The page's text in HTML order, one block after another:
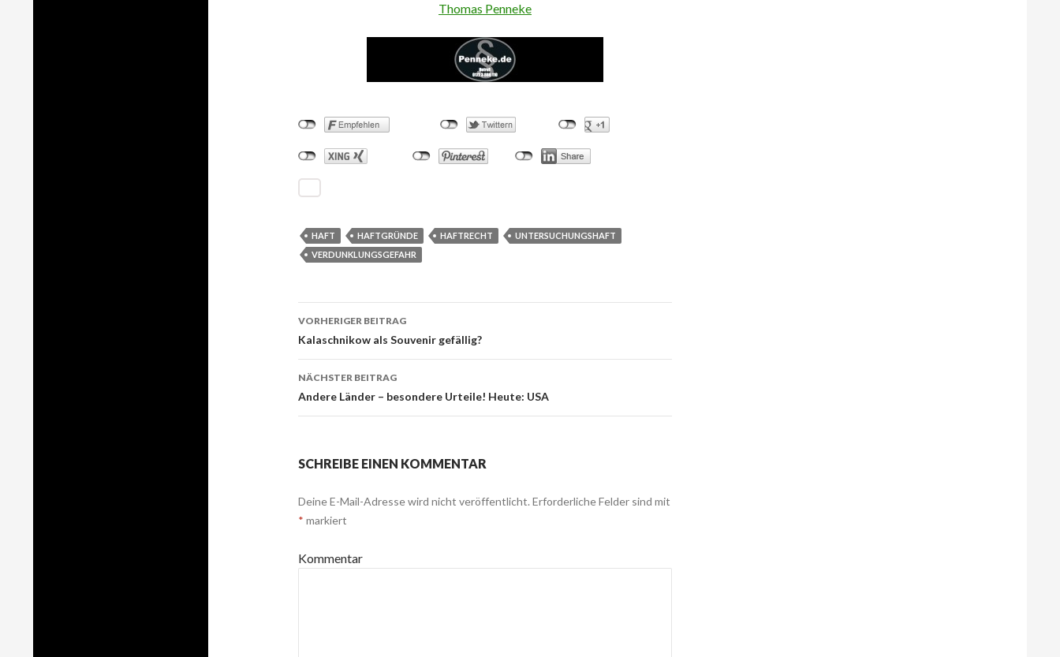
Thomas Penneke
HAFT HAFTGRÜNDE HAFTRECHT
UNTERSUCHUNGSHAFT
VERDUNKLUNGSGEFAHR
Beitrags-
Navigation
VORHERIGER BEITRAG
Kalaschnikow als Souvenir gefällig?
NÄCHSTER BEITRAG
Andere Länder – besondere Urteile! Heute: USA
SCHREIBE EINEN KOMMENTAR
Deine E-Mail-Adresse wird nicht veröffentlicht. Erforderliche Felder sind mit
* markiert
Kommentar